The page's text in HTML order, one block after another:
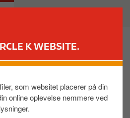
K WEBSITE.
som websitet placerer på din
online oplevelse nemmere ved